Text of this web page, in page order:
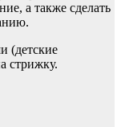
а также сделать
(детские
стрижку.